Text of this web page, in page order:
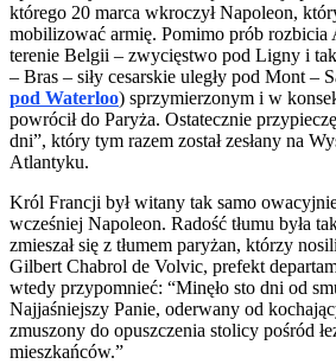
którego 20 marca wkroczył Napoleon,
mobilizować armię. Pomimo prób
terenie Belgii – zwycięstwo pod Ligny i
– Bras – siły cesarskie uległy pod Mont –
pod Waterloo) sprzymierzonym i w
powrócił do Paryża. Ostatecznie
dni”, który tym razem został zesłany na
Atlantyku.
Król Francji był witany tak samo
wcześniej Napoleon. Radość tłumu była
zmieszał się z tłumem paryżan, którzy
Gilbert Chabrol de Volvic, prefekt
wtedy przypomnieć: “Minęło sto dni od
Najjaśniejszy Panie, oderwany od
zmuszony do opuszczenia stolicy pośród
mieszkańców.”